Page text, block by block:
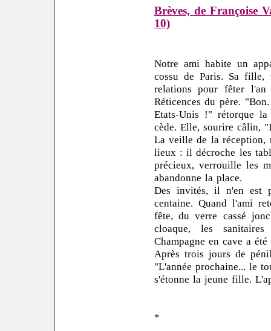
Brèves, de Françoise
10)
Notre ami habite un
cossu de Paris. Sa fille,
relations pour fêter
Réticences du père.
Etats-Unis !" rétorque la
cède. Elle, sourire câlin,
La veille de la réception,
lieux : il décroche les
précieux, verrouille les
abandonne la place.
Des invités, il n'en est
centaine. Quand l'ami
fête, du verre cassé
cloaque, les
Champagne en cave a
Après trois jours de
"L'année prochaine... le
s'étonne la jeune fille.
*